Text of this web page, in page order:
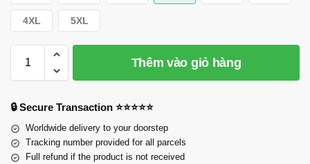
4XL 5XL
Thêm vào giỏ hàng
🔒 Secure Transaction ⭐⭐⭐⭐⭐
Worldwide delivery to your doorstep
Tracking number provided for all parcels
Full refund if the product is not received